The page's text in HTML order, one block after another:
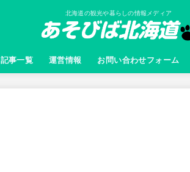
北海道の観光や暮らしの情報メディア
記事一覧 運営情報 お問い合わせフォーム